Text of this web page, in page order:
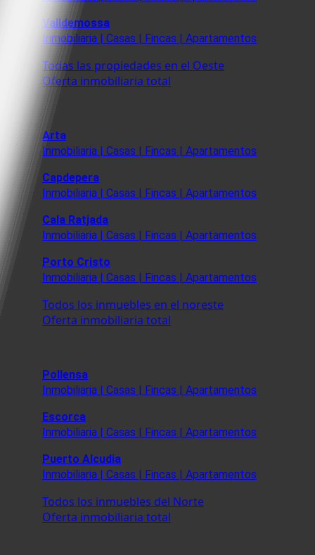
Valldemossa
Inmobiliaria | Casas | Fincas | Apartamentos
Todas las propiedades en el Oeste
Oferta inmobiliaria total
Arta
Inmobiliaria | Casas | Fincas | Apartamentos
Capdepera
Inmobiliaria | Casas | Fincas | Apartamentos
Cala Ratjada
Inmobiliaria | Casas | Fincas | Apartamentos
Porto Cristo
Inmobiliaria | Casas | Fincas | Apartamentos
Todos los inmuebles en el noreste
Oferta inmobiliaria total
Pollensa
Inmobiliaria | Casas | Fincas | Apartamentos
Escorca
Inmobiliaria | Casas | Fincas | Apartamentos
Puerto Alcudia
Inmobiliaria | Casas | Fincas | Apartamentos
Todos los inmuebles del Norte
Oferta inmobiliaria total